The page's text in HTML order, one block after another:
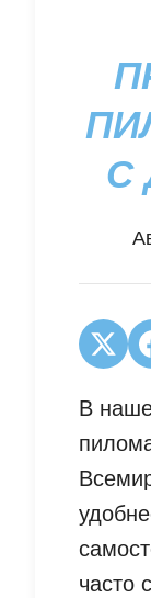
С
В
часто